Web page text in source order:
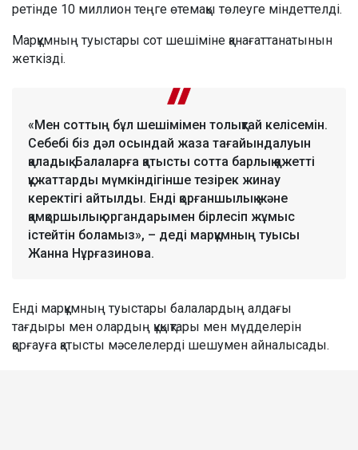
ретінде 10 миллион теңге өтемақы төлеуге міндеттелді.
Марқұмның туыстары сот шешіміне қанағаттанатынын
жеткізді.
«Мен соттың бұл шешімімен толықтай келісемін.
Себебі біз дәл осындай жаза тағайындалуын
қаладық. Балаларға қатысты сотта барлық қажетті
құжаттарды мүмкіндігінше тезірек жинау
керектігі айтылды. Енді қорғаншылық және
қамқоршылық органдарымен бірлесіп жұмыс
істейтін боламыз», – деді марқұмның туысы
Жанна Нұрғазинова.
Енді марқұмның туыстары балалардың алдағы
тағдыры мен олардың құқықтары мен мүдделерін
қорғауға қатысты мәселелерді шешумен айналысады.